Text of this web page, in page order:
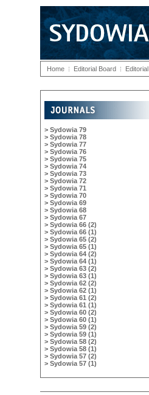
Home Editorial Board
> Sydowia 79
> Sydowia 78
> Sydowia 77
> Sydowia 76
> Sydowia 75
> Sydowia 74
> Sydowia 73
> Sydowia 72
> Sydowia 71
> Sydowia 70
> Sydowia 69
> Sydowia 68
> Sydowia 67
> Sydowia 66 (2)
> Sydowia 66 (1)
> Sydowia 65 (2)
> Sydowia 65 (1)
> Sydowia 64 (2)
> Sydowia 64 (1)
> Sydowia 63 (2)
> Sydowia 63 (1)
> Sydowia 62 (2)
> Sydowia 62 (1)
> Sydowia 61 (2)
> Sydowia 61 (1)
> Sydowia 60 (2)
> Sydowia 60 (1)
> Sydowia 59 (2)
> Sydowia 59 (1)
> Sydowia 58 (2)
> Sydowia 58 (1)
> Sydowia 57 (2)
> Sydowia 57 (1)